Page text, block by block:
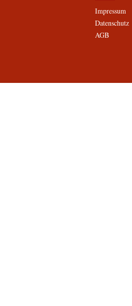
Impressum
Datenschutz
AGB